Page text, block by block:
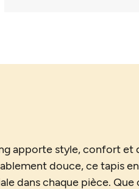
apporte style, confort et
douce, ce tapis
dans chaque pièce. Que